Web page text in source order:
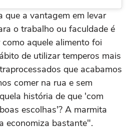
que a vantagem em levar
o trabalho ou faculdade é
aquele alimento foi
de utilizar temperos mais
que acabamos
comer na rua e sem
história de que 'com
escolhas'? A marmita
economiza bastante".